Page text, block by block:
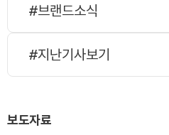
#브랜드소식
#지난기사보기
보도자료